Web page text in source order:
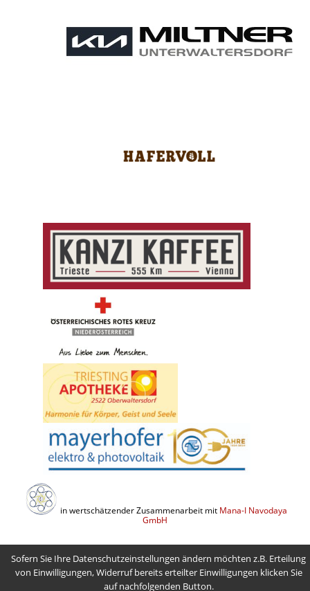
in wertschätzender Zusammenarbeit mit Mana-I Navodaya
GmbH
Sofern Sie Ihre Datenschutzeinstellungen ändern möchten z.B. Erteilung
von Einwilligungen, Widerruf bereits erteilter Einwilligungen klicken Sie
auf nachfolgenden Button.